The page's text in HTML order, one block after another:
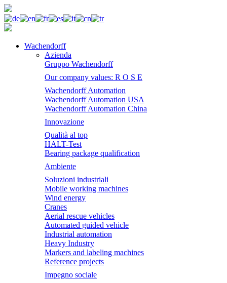
Wachendorff
Azienda
Gruppo Wachendorff
Our company values: R O S E
Wachendorff Automation
Wachendorff Automation USA
Wachendorff Automation China
Innovazione
Qualità al top
HALT-Test
Bearing package qualification
Ambiente
Soluzioni industriali
Mobile working machines
Wind energy
Cranes
Aerial rescue vehicles
Automated guided vehicle
Industrial automation
Heavy Industry
Markers and labeling machines
Reference projects
Impegno sociale